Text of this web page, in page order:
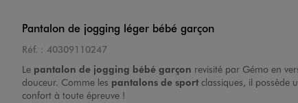
Pantalon de jogging léger bébé garçon
Réf. : 40309110247
Le pantalon de jogging bébé garçon revisité par Gémo en
douceur. Comme les pantalons de sport classiques, il possède
confort à toute épreuve !